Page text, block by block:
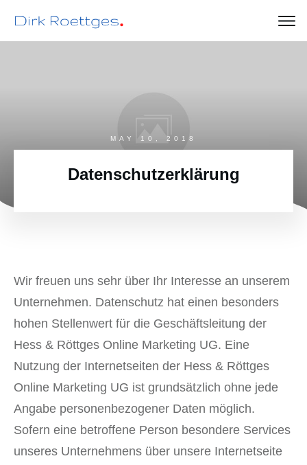
MAY 10, 2018
Datenschutzerklärung
Wir freuen uns sehr über Ihr Interesse an unserem
Unternehmen. Datenschutz hat einen besonders
hohen Stellenwert für die Geschäftsleitung der
Hess & Röttges Online Marketing UG. Eine
Nutzung der Internetseiten der Hess & Röttges
Online Marketing UG ist grundsätzlich ohne jede
Angabe personenbezogener Daten möglich.
Sofern eine betroffene Person besondere Services
unseres Unternehmens über unsere Internetseite